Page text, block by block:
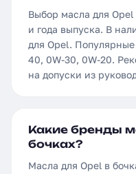
Выбор масла для Opel
и года выпуска. В
для Opel.
40, 0W-30, 0W-20.
на допуски из
Какие бренды
бочках?
Масла для Opel в